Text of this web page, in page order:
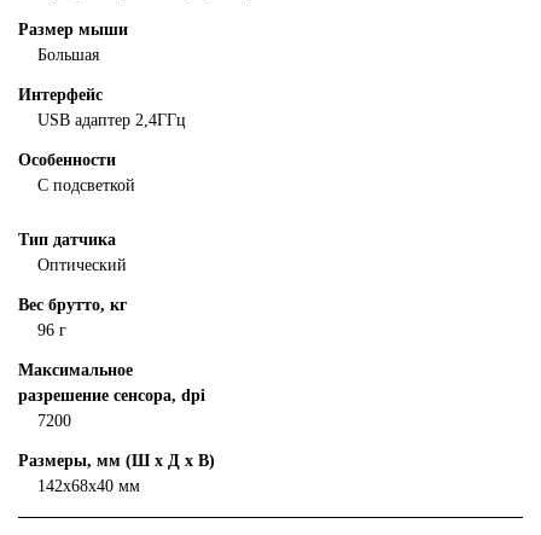
Размер мыши
Большая
Интерфейс
USB адаптер 2,4ГГц
Особенности
С подсветкой
Тип датчика
Оптический
Вес брутто, кг
96 г
Максимальное
разрешение сенсора, dpi
7200
Размеры, мм (Ш х Д х В)
142х68х40 мм